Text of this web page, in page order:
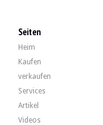
Seiten
Heim
Kaufen
verkaufen
Services
Artikel
Videos